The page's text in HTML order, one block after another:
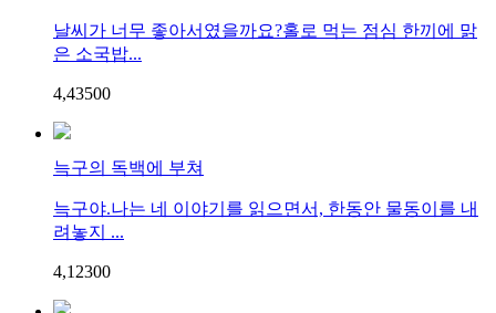
날씨가 너무 좋아서였을까요?홀로 먹는 점심 한끼에 맑
은 소국밥...
4,43500
늑구의 독백에 부쳐
늑구야.나는 네 이야기를 읽으면서, 한동안 물동이를 내
려놓지 ...
4,12300